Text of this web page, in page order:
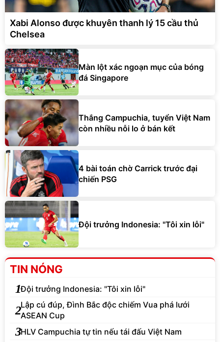
Xabi Alonso được khuyên thanh lý 15 cầu thủ
Chelsea
Màn lột xác ngoạn mục của bóng
đá Singapore
Thắng Campuchia, tuyển Việt Nam
còn nhiều nỗi lo ở bán kết
4 bài toán chờ Carrick trước đại
chiến PSG
Đội trưởng Indonesia: "Tôi xin lỗi"
TIN NÓNG
1Đội trưởng Indonesia: "Tôi xin lỗi"
2Lập cú đúp, Đình Bắc độc chiếm Vua phá lưới
ASEAN Cup
3HLV Campuchia tự tin nếu tái đấu Việt Nam